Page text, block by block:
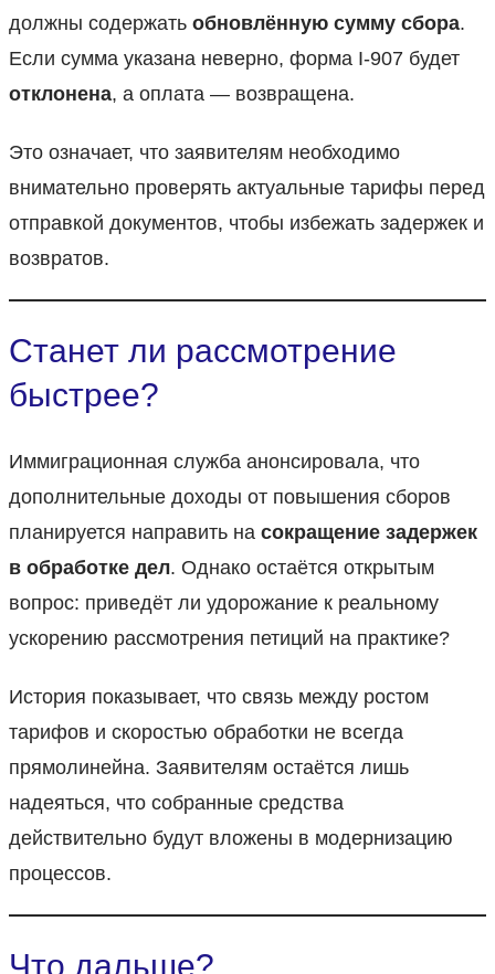
должны содержать обновлённую сумму сбора.
Если сумма указана неверно, форма I-907 будет
отклонена, а оплата — возвращена.
Это означает, что заявителям необходимо
внимательно проверять актуальные тарифы перед
отправкой документов, чтобы избежать задержек и
возвратов.
Станет ли рассмотрение
быстрее?
Иммиграционная служба анонсировала, что
дополнительные доходы от повышения сборов
планируется направить на сокращение задержек
в обработке дел. Однако остаётся открытым
вопрос: приведёт ли удорожание к реальному
ускорению рассмотрения петиций на практике?
История показывает, что связь между ростом
тарифов и скоростью обработки не всегда
прямолинейна. Заявителям остаётся лишь
надеяться, что собранные средства
действительно будут вложены в модернизацию
процессов.
Что дальше?